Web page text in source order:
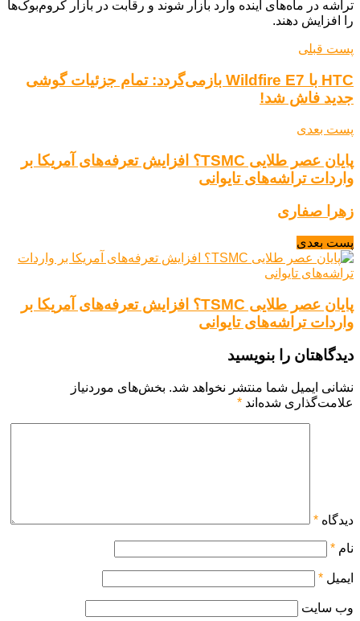
تراشه در ماه‌های آینده وارد بازار شوند و رقابت در بازار کروم‌بوک‌ها
را افزایش دهند.
پست قبلی
HTC با Wildfire E7 بازمی‌گردد: تمام جزئیات گوشی
جدید فاش شد!
پست بعدی
پایان عصر طلایی TSMC؟ افزایش تعرفه‌های آمریکا بر
واردات تراشه‌های تایوانی
زهرا صفاری
پست بعدی
پایان عصر طلایی TSMC؟ افزایش تعرفه‌های آمریکا بر
واردات تراشه‌های تایوانی
دیدگاهتان را بنویسید
نشانی ایمیل شما منتشر نخواهد شد. بخش‌های موردنیاز
علامت‌گذاری شده‌اند *
دیدگاه *
نام *
ایمیل *
وب‌ سایت